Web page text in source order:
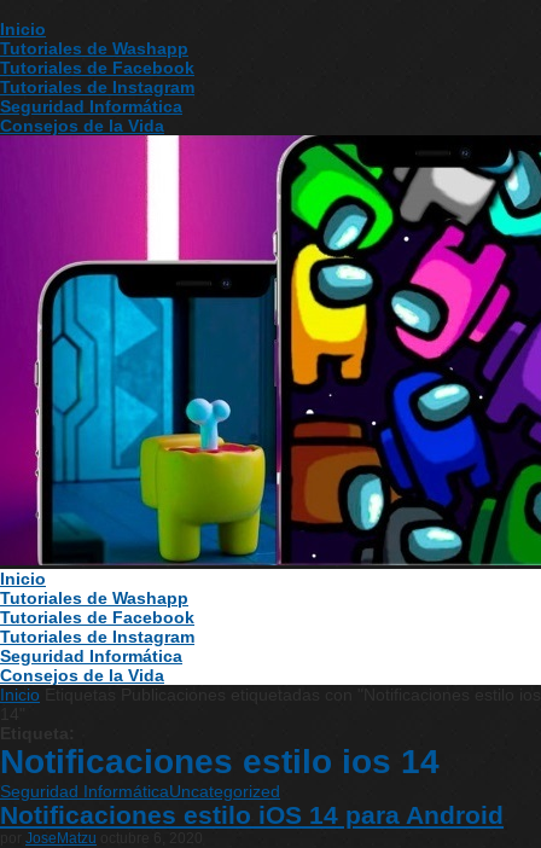
Inicio
Tutoriales de Washapp
Tutoriales de Facebook
Tutoriales de Instagram
Seguridad Informática
Consejos de la Vida
Inicio
Tutoriales de Washapp
Tutoriales de Facebook
Tutoriales de Instagram
Seguridad Informática
Consejos de la Vida
Inicio
Notificaciones estilo ios 14
Seguridad InformáticaUncategorized
Notificaciones estilo iOS 14 para Android
JoseMatzu